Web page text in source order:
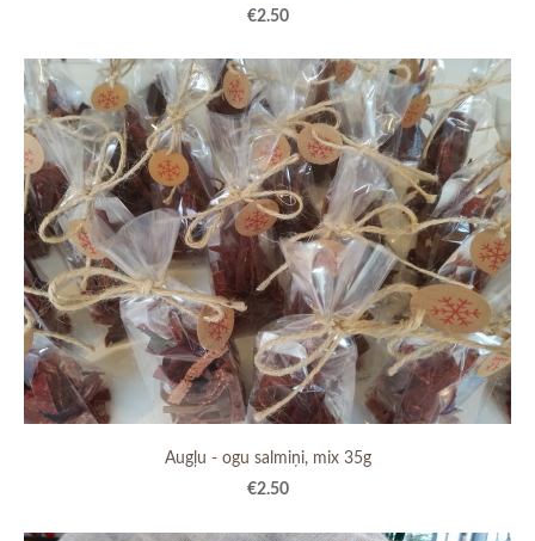
€2.50
Augļu - ogu salmiņi, mix 35g
€2.50